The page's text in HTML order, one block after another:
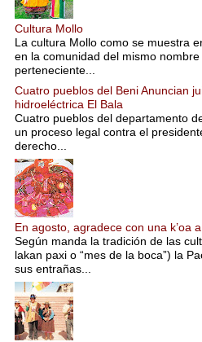
Cultura Mollo
La cultura Mollo como se muestra
en la comunidad del mismo
perteneciente...
Cuatro pueblos del Beni Anuncian
hidroeléctrica El Bala
Cuatro pueblos del departamento
un proceso legal contra el
derecho...
En agosto, agradece con una k’oa
Según manda la tradición de las
lakan paxi o “mes de la boca”) la
sus entrañas...